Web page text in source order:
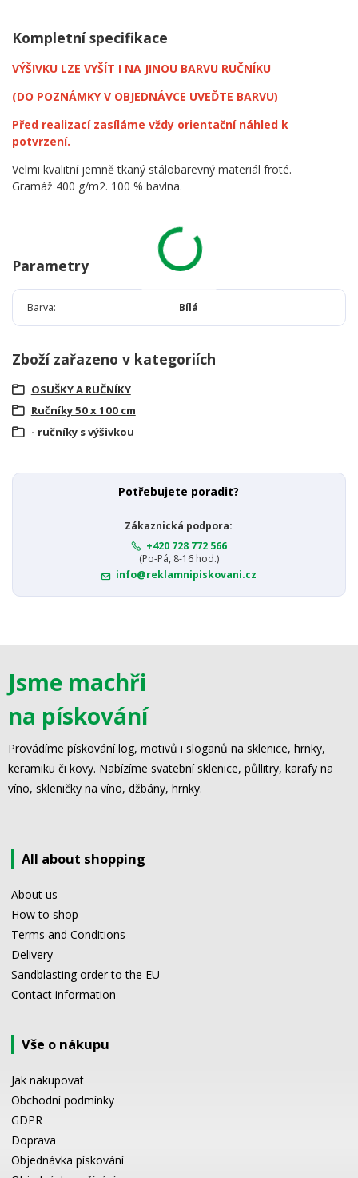
Kompletní specifikace
VÝŠIVKU LZE VYŠÍT I NA JINOU BARVU RUČNÍKU
(DO POZNÁMKY V OBJEDNÁVCE UVEĎTE BARVU)
Před realizací zasíláme vždy orientační náhled k
potvrzení.
Velmi kvalitní jemně tkaný stálobarevný materiál froté.
Gramáž 400 g/m2. 100 % bavlna.
Parametry
Barva Bílá
Zboží zařazeno v kategoriích
OSUŠKY A RUČNÍKY
Ručníky 50 x 100 cm
- ručníky s výšivkou
Potřebujete poradit?
Zákaznická podpora:
+420 728 772 566
(Po-Pá, 8-16 hod.)
info@reklamnipiskovani.cz
Jsme machři
na pískování
Provádíme pískování log, motivů i sloganů na sklenice, hrnky,
keramiku či kovy. Nabízíme svatební sklenice, půllitry, karafy na
víno, skleničky na víno, džbány, hrnky.
All about shopping
About us
How to shop
Terms and Conditions
Delivery
Sandblasting order to the EU
Contact information
Vše o nákupu
Jak nakupovat
Obchodní podmínky
GDPR
Doprava
Objednávka pískování